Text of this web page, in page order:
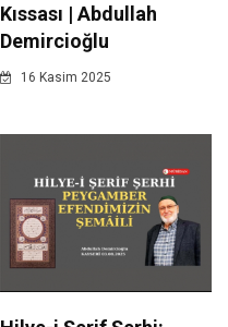
Kıssası | Abdullah
Demircioğlu
16 Kasim 2025